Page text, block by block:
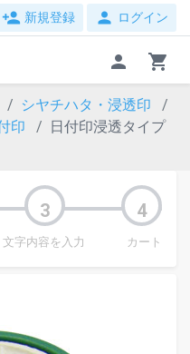
person_add 新規登録 person ログイン
person shopping_cart
シヤチハタ・浸透印
印
日付印浸透タイプ
文字内容を入力 カート